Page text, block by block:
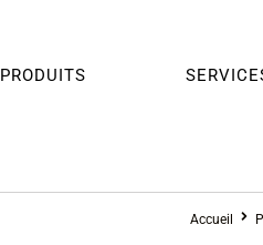
PRODUITS
Accueil